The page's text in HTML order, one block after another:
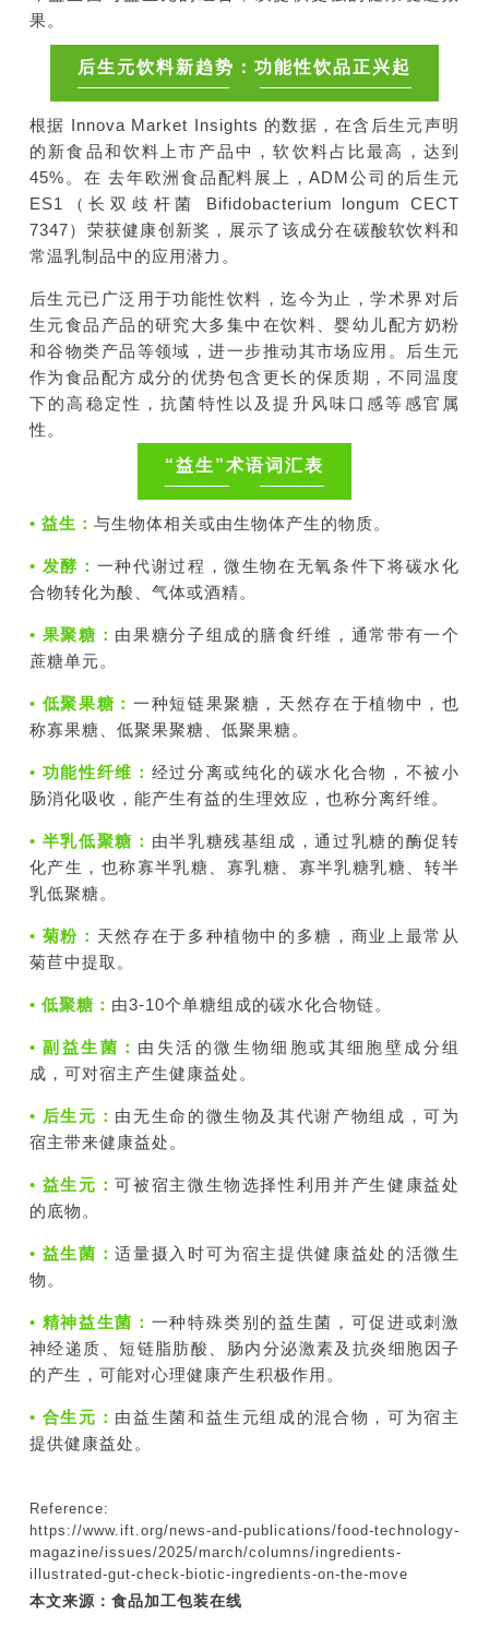
果。
后生元饮料新趋势：功能性饮品正兴起
根据 Innova Market Insights 的数据，在含后生元声明
的新食品和饮料上市产品中，软饮料占比最高，达到
45%。在 去年欧洲食品配料展上，ADM公司的后生元
ES1（长双歧杆菌 Bifidobacterium longum CECT
7347）荣获健康创新奖，展示了该成分在碳酸软饮料和
常温乳制品中的应用潜力。
后生元已广泛用于功能性饮料，迄今为止，学术界对后
生元食品产品的研究大多集中在饮料、婴幼儿配方奶粉
和谷物类产品等领域，进一步推动其市场应用。后生元
作为食品配方成分的优势包含更长的保质期，不同温度
下的高稳定性，抗菌特性以及提升风味口感等感官属
性。
“益生”术语词汇表
• 益生： 与生物体相关或由生物体产生的物质。
• 发酵： 一种代谢过程，微生物在无氧条件下将碳水化
合物转化为酸、气体或酒精。
• 果聚糖： 由果糖分子组成的膳食纤维，通常带有一个
蔗糖单元。
• 低聚果糖： 一种短链果聚糖，天然存在于植物中，也
称寡果糖、低聚果聚糖、低聚果糖。
• 功能性纤维： 经过分离或纯化的碳水化合物，不被小
肠消化吸收，能产生有益的生理效应，也称分离纤维。
• 半乳低聚糖： 由半乳糖残基组成，通过乳糖的酶促转
化产生，也称寡半乳糖、寡乳糖、寡半乳糖乳糖、转半
乳低聚糖。
• 菊粉： 天然存在于多种植物中的多糖，商业上最常从
菊苣中提取。
• 低聚糖： 由3-10个单糖组成的碳水化合物链。
• 副益生菌： 由失活的微生物细胞或其细胞壁成分组
成，可对宿主产生健康益处。
• 后生元： 由无生命的微生物及其代谢产物组成，可为
宿主带来健康益处。
• 益生元：可被宿主微生物选择性利用并产生健康益处
的底物。
• 益生菌：适量摄入时可为宿主提供健康益处的活微生
物。
• 精神益生菌： 一种特殊类别的益生菌，可促进或刺激
神经递质、短链脂肪酸、肠内分泌激素及抗炎细胞因子
的产生，可能对心理健康产生积极作用。
• 合生元： 由益生菌和益生元组成的混合物，可为宿主
提供健康益处。
Reference:
https://www.ift.org/news-and-publications/food-technology-
magazine/issues/2025/march/columns/ingredients-
illustrated-gut-check-biotic-ingredients-on-the-move
本文来源：食品加工包装在线